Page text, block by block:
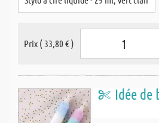
Prix ( 33,80 € )
Idée de